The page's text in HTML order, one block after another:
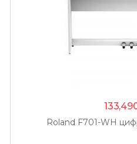
Roland F701-WH